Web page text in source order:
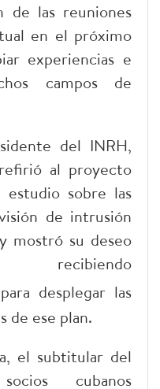
de las reuniones
en el próximo
experiencias e
campos de
del INRH,
al proyecto
sobre las
de intrusión
mostró su deseo
desplegar las
de ese plan.
el subtitular del
cubanos